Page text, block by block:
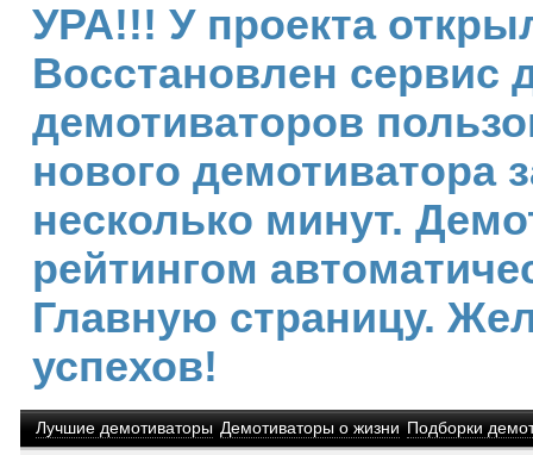
УРА!!! У проекта
Восстановлен сервис
демотиваторов
нового демотиватора
несколько минут.
рейтингом
Главную страницу.
успехов!
Лучшие демотиваторы Демотиваторы о жизни Подборки